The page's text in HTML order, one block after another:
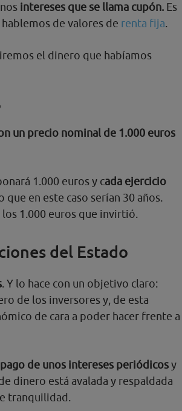
intereses que se llama cupón. Es
de valores de renta fija.
el dinero que habíamos
un precio nominal de 1.000 euros
1.000 euros y cada ejercicio
que en este caso serían 30 años.
1.000 euros que invirtió.
del Estado
. Y lo hace con un objetivo claro:
de los inversores y, de esta
de cara a poder hacer frente a
de unos intereses periódicosy
dinero está avalada y respaldada
tranquilidad.